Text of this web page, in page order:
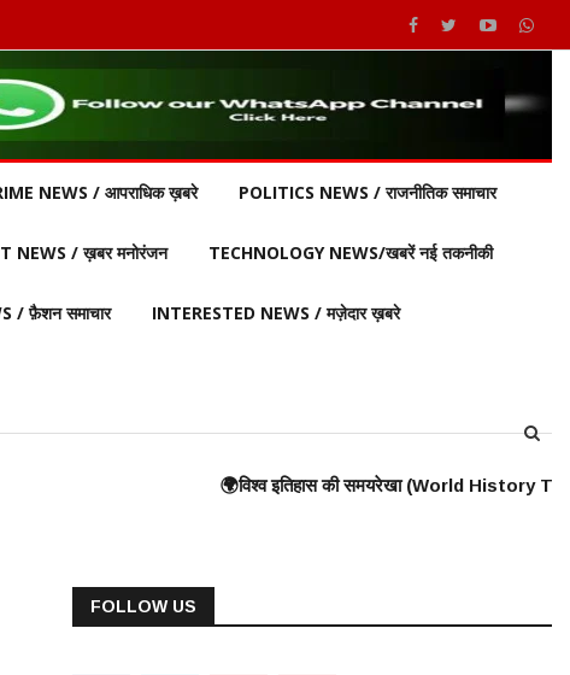
NEWS / आपराधिक ख़बरे POLITICS NEWS / राजनीतिक समाचार
NEWS / ख़बर मनोरंजन TECHNOLOGY NEWS/खबरें नई तकनीकी
/ फ़ैशन समाचार INTERESTED NEWS / मज़ेदार ख़बरे
निर्माण की शुरुआत ⸻ 🟠 375 ई. – हूणों का यूरोप पर आक्रमण
यूनानियों ने फारसियों को पराजित किया ♦️ ईसा पूर्व 360 – प्लेटो और
🌍विश्व इतिहास की समयरेखा (World History Timeline) ⸻ ♦️ ईसा
FOLLOW US